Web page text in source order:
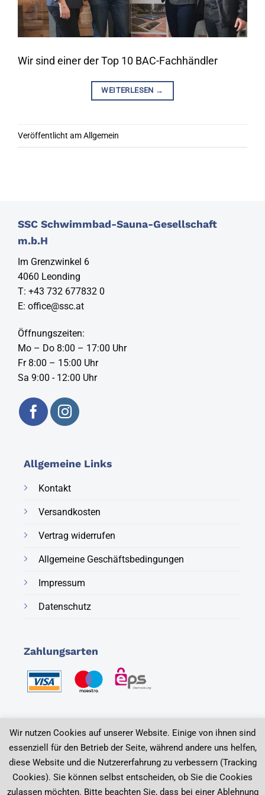
Wir sind einer der Top 10 BAC-Fachhändler
WEITERLESEN →
Veröffentlicht amAllgemein
SSC Schwimmbad-Sauna-Gesellschaft
m.b.H
Im Grenzwinkel 6
4060 Leonding
T: +43 732 677832 0
E: office@ssc.at
Öffnungszeiten:
Mo – Do 8:00 – 17:00 Uhr
Fr 8:00 – 15:00 Uhr
Sa 9:00 - 12:00 Uhr
Allgemeine Links
Kontakt
Versandkosten
Vertrag widerrufen
Allgemeine Geschäftsbedingungen
Impressum
Datenschutz
Zahlungsarten
© 2025, ssc.at, SSC Schwimmbad-Sauna-Gesellschaft
m.b.H
Wir nutzen Cookies auf unserer Website. Einige von ihnen sind
essenziell für den Betrieb der Seite, während andere uns helfen,
diese Website und die Nutzererfahrung zu verbessern (Tracking
Cookies). Sie können selbst entscheiden, ob Sie die Cookies
zulassen möchten. Bitte beachten Sie, dass bei einer Ablehnung